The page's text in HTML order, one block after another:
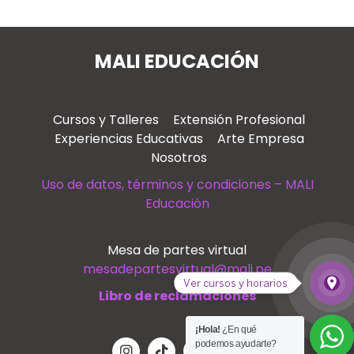
MALI EDUCACIÓN
Cursos y Talleres
Extensión Profesional
Experiencias Educativas
Arte Empresa
Nosotros
Uso de datos, términos y condiciones – MALI
Educación
Mesa de partes virtual
mesadepartesvirtual@mali.pe
Libro de reclamaciones
¡Hola! ¿En qué
podemos ayudarte?
Ver
place
Ver cursos y horarios